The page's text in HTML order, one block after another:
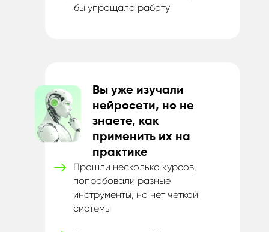
бы упрощала работу
Прошли несколько курсов,
попробовали разные
инструменты, но нет четкой
системы
Вы уже изучали
нейросети, но не
знаете, как
применить их на
практике